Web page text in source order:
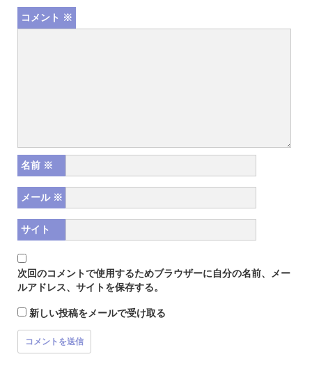
コメント ※
名前 ※
メール ※
サイト
次回のコメントで使用するためブラウザーに自分の名前、メー
ルアドレス、サイトを保存する。
新しい投稿をメールで受け取る